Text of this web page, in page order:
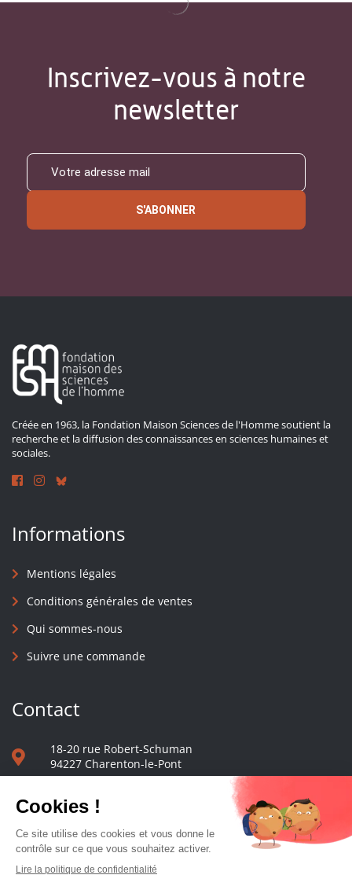
Inscrivez-vous à notre
newsletter
S'ABONNER
Créée en 1963, la Fondation Maison Sciences de l'Homme soutient la
recherche et la diffusion des connaissances en sciences humaines et
sociales.
Informations
Mentions légales
Conditions générales de ventes
Qui sommes-nous
Suivre une commande
Contact
18-20 rue Robert-Schuman
94227 Charenton-le-Pont